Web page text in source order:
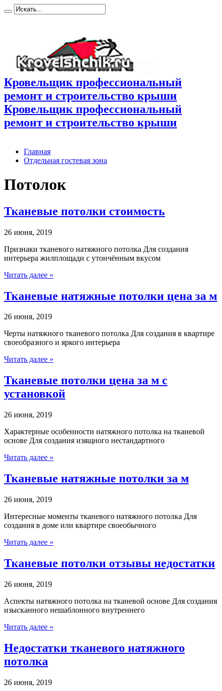
Кровельщик профессиональный
ремонт и строительство крыши
Кровельщик профессиональный
ремонт и строительство крыши
Главная
Отдельная гостевая зона
Потолок
Тканевые потолки стоимость
26 июня, 2019
Признаки тканевого натяжного потолка Для создания
интерьера жилплощади с утончённым вкусом
Читать далее »
Тканевые натяжные потолки цена за м
26 июня, 2019
Черты натяжного тканевого потолка Для создания в квартире
своеобразного и яркого интерьера
Читать далее »
Тканевые потолки цена за м с
установкой
26 июня, 2019
Характерные особенности натяжного потолка на тканевой
основе Для создания изящного нестандартного
Читать далее »
Тканевые натяжные потолки за м
26 июня, 2019
Интересные моменты тканевого натяжного потолка Для
создания в доме или квартире своеобычного
Читать далее »
Тканевые потолки отзывы недостатки
26 июня, 2019
Аспекты натяжного потолка на тканевой основе Для создания
изысканного нешаблонного внутреннего
Читать далее »
Недостатки тканевого натяжного
потолка
26 июня, 2019